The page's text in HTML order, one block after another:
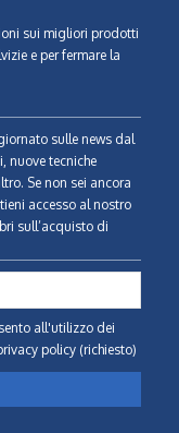
sui migliori prodotti
e per fermare la
sulle news dal
nuove tecniche
Se non sei ancora
accesso al nostro
sull’acquisto di
all'utilizzo dei
policy (richiesto)